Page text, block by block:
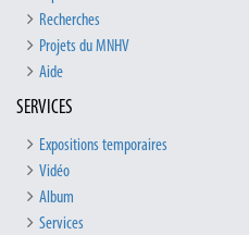
Recherches
Projets du MNHV
Aide
SERVICES
Expositions temporaires
Vidéo
Album
Services